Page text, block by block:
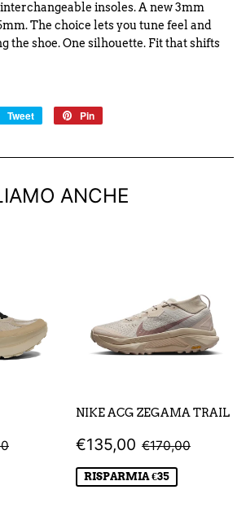
insoles. A new 3mm
The choice lets you tune feel and
the shoe. One silhouette. Fit that shifts
Tweet
Twitta
Pin
ANCHE
DI LISTINO
NIKE ACG ZEGAMA TRAIL
PREZZO
SCONTATO
€135,00 €135,00
PREZZO DI
€170,00
RISPARMIA €35